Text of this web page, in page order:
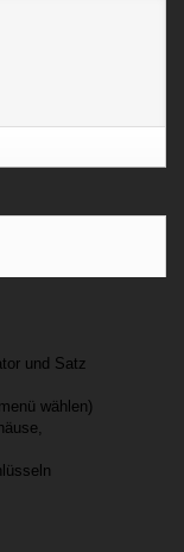
und Satz
wählen)